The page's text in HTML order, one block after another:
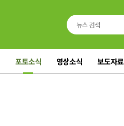
포토소식 영상소식 보도자료